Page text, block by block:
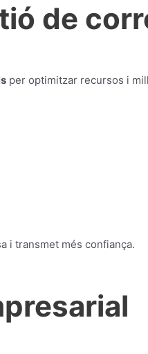
de
per optimitzar recursos i
i transmet més confiança.